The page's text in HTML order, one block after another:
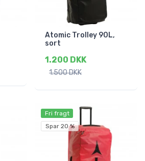
Atomic Trolley 90L,
sort
1.200 DKK
1.500 DKK
Fri fragt
Spar 20 %